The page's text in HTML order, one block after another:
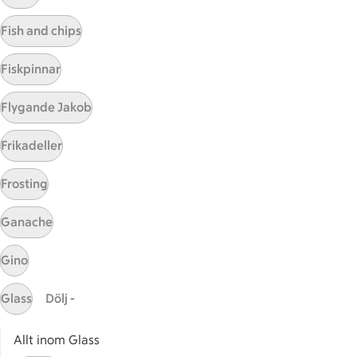
Sidfot
Start
Få snabbt svar
Prenumerera
Fish and chips
Fiskpinnar
Flygande Jakob
Frikadeller
Frosting
Ganache
Gino
Glass Dölj -
Allt inom Glass